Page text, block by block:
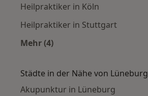
Heilpraktiker in Köln
Heilpraktiker in Stuttgart
Mehr (4)
Städte in der Nähe von Lüneburg
Akupunktur in Lüneburg